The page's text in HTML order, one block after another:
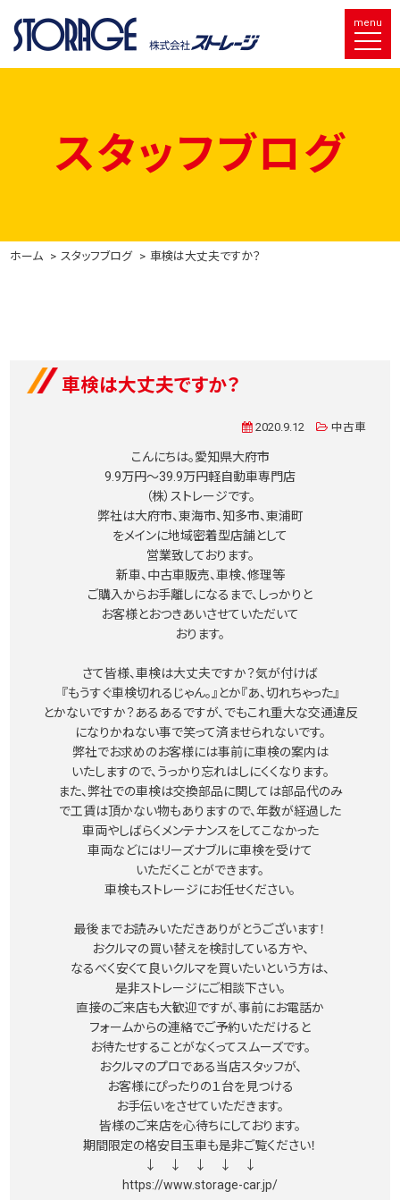
menu
スタッフブログ
ホーム スタッフブログ 車検は大丈夫ですか？
車検は大丈夫ですか？
2020.9.12 中古車
こんにちは。愛知県大府市
9.9万円〜39.9万円軽自動車専門店
（株）ストレージです。
弊社は大府市、東海市、知多市、東浦町
をメインに地域密着型店舗として
営業致しております。
新車、中古車販売、車検、修理等
ご購入からお手離しになるまで、しっかりと
お客様とおつきあいさせていただいて
おります。
さて皆様、車検は大丈夫ですか？気が付けば
『もうすぐ車検切れるじゃん。』とか『あ、切れちゃった』
とかないですか？あるあるですが、でもこれ重大な交通違反
になりかねない事で笑って済ませられないです。
弊社でお求めのお客様には事前に車検の案内は
いたしますので、うっかり忘れはしにくくなります。
また、弊社での車検は交換部品に関しては部品代のみ
で工賃は頂かない物もありますので、年数が経過した
車両やしばらくメンテナンスをしてこなかった
車両などにはリーズナブルに車検を受けて
いただくことができます。
車検もストレージにお任せください。
最後までお読みいただきありがとうございます！
おクルマの買い替えを検討している方や、
なるべく安くて良いクルマを買いたいという方は、
是非ストレージにご相談下さい。
直接のご来店も大歓迎ですが、事前にお電話か
フォームからの連絡でご予約いただけると
お待たせすることがなくってスムーズです。
おクルマのプロである当店スタッフが、
お客様にぴったりの１台を見つける
お手伝いをさせていただきます。
皆様のご来店を心待ちにしております。
期間限定の格安目玉車も是非ご覧ください！
↓ ↓ ↓ ↓ ↓
https://www.storage-car.jp/